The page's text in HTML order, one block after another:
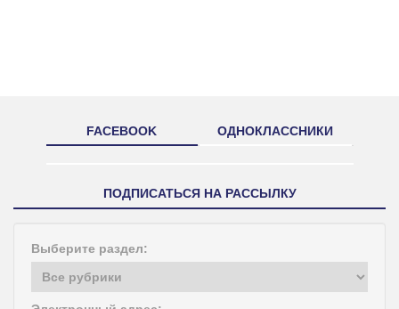
FACEBOOK ОДНОКЛАССНИКИ
ПОДПИСАТЬСЯ НА РАССЫЛКУ
Выберите раздел: